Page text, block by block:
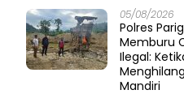
05/08/2026
Polres
Memburu
Ilegal:
Mandiri